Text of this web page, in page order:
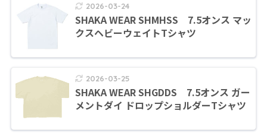
2026-03-24
SHAKA WEAR SHMHSS 7.5オンス マッ
クスヘビーウェイトTシャツ
2026-03-25
SHAKA WEAR SHGDDS 7.5オンス ガー
メントダイ ドロップショルダーTシャツ